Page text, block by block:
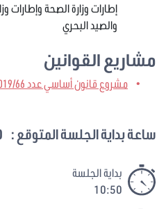
إطارات وزارة الصحة وإطارات
والصيد البحري
مشاريع القوانين
مشروع قانون أساسي عدد 2019/66
ساعة بداية الجلسة المتوقع :
بداية الجلسة
10:50